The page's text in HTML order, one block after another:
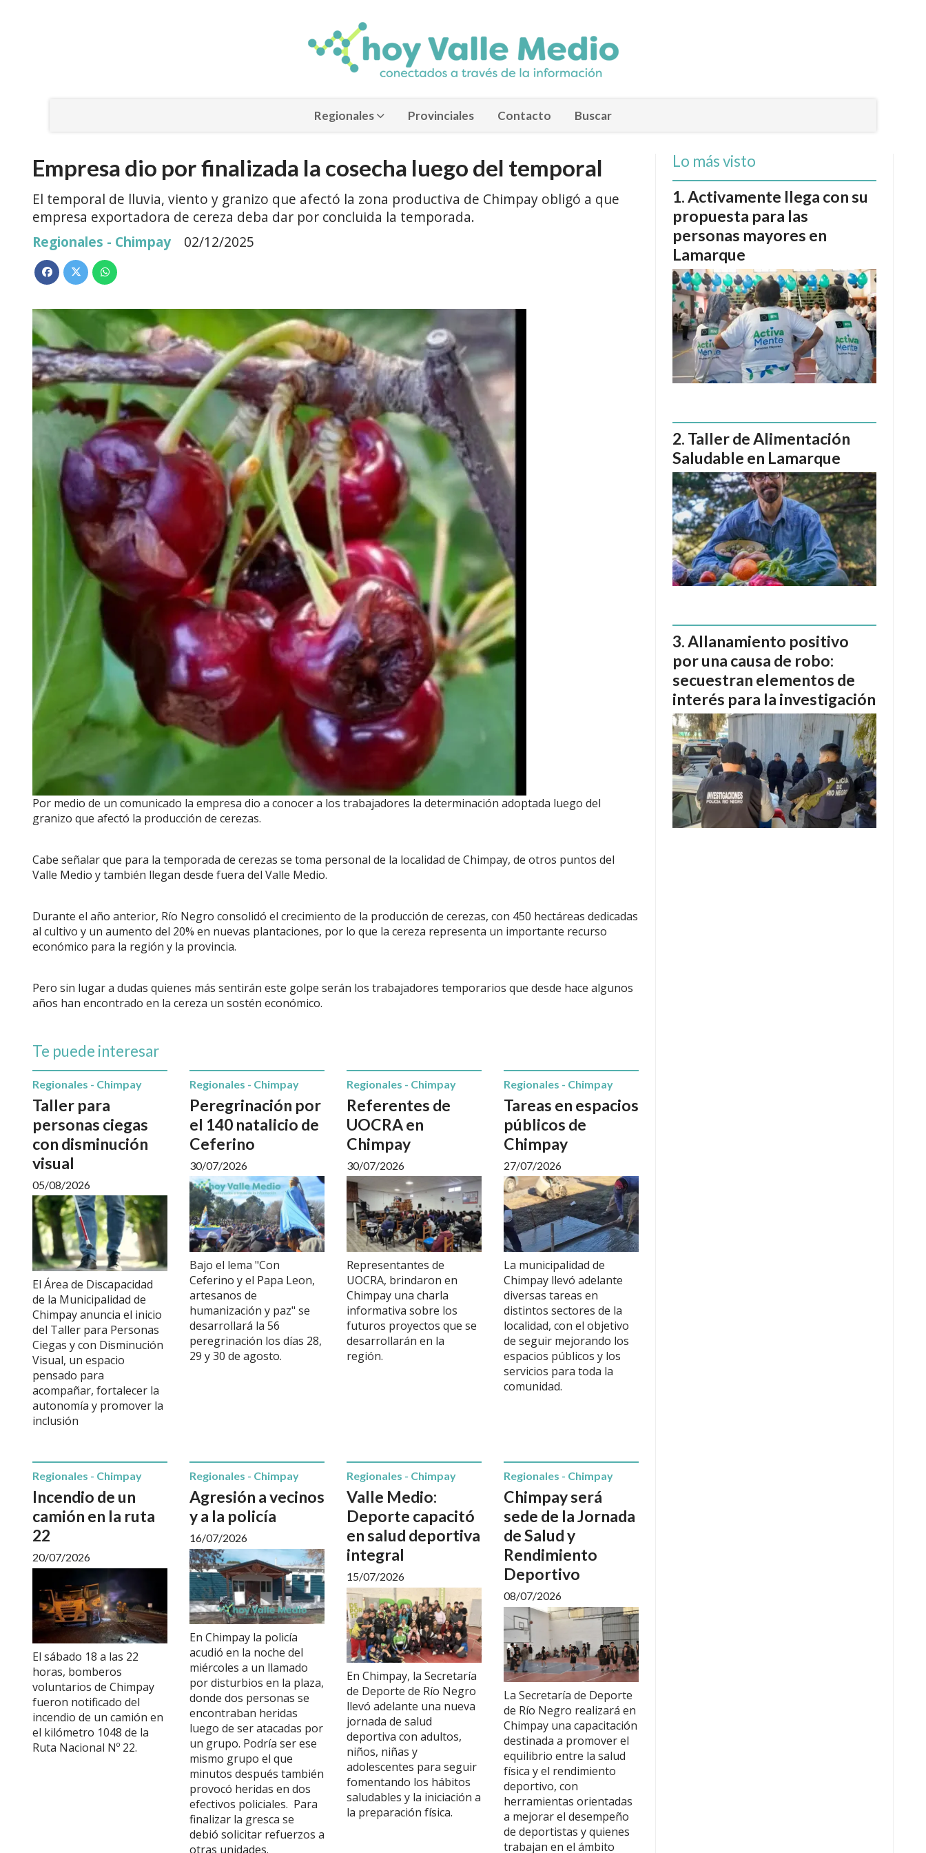
Regionales Provinciales Contacto Buscar
Empresa dio por finalizada la cosecha luego del temporal
El temporal de lluvia, viento y granizo que afectó la zona productiva de Chimpay obligó a que
empresa exportadora de cereza deba dar por concluida la temporada.
Regionales - Chimpay
02/12/2025
Por medio de un comunicado la empresa dio a conocer a los trabajadores la determinación adoptada luego del
granizo que afectó la producción de cerezas.
Cabe señalar que para la temporada de cerezas se toma personal de la localidad de Chimpay, de otros puntos del
Valle Medio y también llegan desde fuera del Valle Medio.
Durante el año anterior, Río Negro consolidó el crecimiento de la producción de cerezas, con 450 hectáreas dedicadas
al cultivo y un aumento del 20% en nuevas plantaciones, por lo que la cereza representa un importante recurso
económico para la región y la provincia.
Pero sin lugar a dudas quienes más sentirán este golpe serán los trabajadores temporarios que desde hace algunos
años han encontrado en la cereza un sostén económico.
Te puede interesar
Taller para
personas ciegas
con disminución
visual
Regionales - Chimpay
05/08/2026
El Área de Discapacidad
de la Municipalidad de
Chimpay anuncia el inicio
del Taller para Personas
Ciegas y con Disminución
Visual, un espacio
pensado para
acompañar, fortalecer la
autonomía y promover la
inclusión
Peregrinación por
el 140 natalicio de
Ceferino
Regionales - Chimpay
30/07/2026
Bajo el lema "Con
Ceferino y el Papa Leon,
artesanos de
humanización y paz" se
desarrollará la 56
peregrinación los días 28,
29 y 30 de agosto.
Referentes de
UOCRA en
Chimpay
Regionales - Chimpay
30/07/2026
Representantes de
UOCRA, brindaron en
Chimpay una charla
informativa sobre los
futuros proyectos que se
desarrollarán en la
región.
Tareas en espacios
públicos de
Chimpay
Regionales - Chimpay
27/07/2026
La municipalidad de
Chimpay llevó adelante
diversas tareas en
distintos sectores de la
localidad, con el objetivo
de seguir mejorando los
espacios públicos y los
servicios para toda la
comunidad.
Incendio de un
camión en la ruta
22
Regionales - Chimpay
20/07/2026
El sábado 18 a las 22
horas, bomberos
voluntarios de Chimpay
fueron notificado del
incendio de un camión en
el kilómetro 1048 de la
Ruta Nacional Nº 22.
Agresión a vecinos
y a la policía
Regionales - Chimpay
16/07/2026
En Chimpay la policía
acudió en la noche del
miércoles a un llamado
por disturbios en la plaza,
donde dos personas se
encontraban heridas
luego de ser atacadas por
un grupo. Podría ser ese
mismo grupo el que
minutos después también
provocó heridas en dos
efectivos policiales. Para
finalizar la gresca se
debió solicitar refuerzos a
otras unidades.
Valle Medio:
Deporte capacitó
en salud deportiva
integral
Regionales - Chimpay
15/07/2026
En Chimpay, la Secretaría
de Deporte de Río Negro
llevó adelante una nueva
jornada de salud
deportiva con adultos,
niños, niñas y
adolescentes para seguir
fomentando los hábitos
saludables y la iniciación a
la preparación física.
Chimpay será
sede de la Jornada
de Salud y
Rendimiento
Deportivo
Regionales - Chimpay
08/07/2026
La Secretaría de Deporte
de Río Negro realizará en
Chimpay una capacitación
destinada a promover el
equilibrio entre la salud
física y el rendimiento
deportivo, con
herramientas orientadas
a mejorar el desempeño
de deportistas y quienes
trabajan en el ámbito
Lo más visto
Activamente llega con su
propuesta para las
personas mayores en
Lamarque
Taller de Alimentación
Saludable en Lamarque
Allanamiento positivo
por una causa de robo:
secuestran elementos de
interés para la investigación